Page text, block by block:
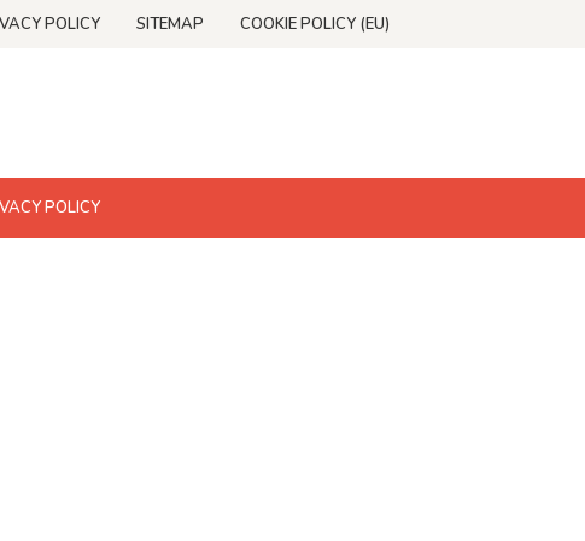
POLICY SITEMAP COOKIE POLICY (EU)
POLICY